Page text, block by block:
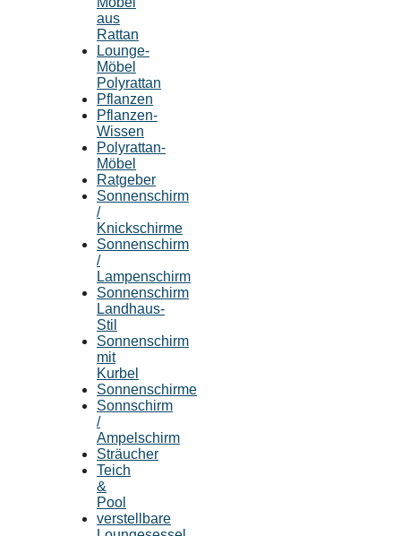
aus
Rattan
Lounge-
Möbel
Polyrattan
Pflanzen
Pflanzen-
Wissen
Polyrattan-
Möbel
Ratgeber
Sonnenschirm
/
Knickschirme
Sonnenschirm
/
Lampenschirm
Sonnenschirm
Landhaus-
Stil
Sonnenschirm
mit
Kurbel
Sonnenschirme
Sonnschirm
/
Ampelschirm
Sträucher
Teich
&
Pool
verstellbare